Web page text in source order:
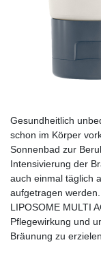
Gesundheitlich
schon im Körper
Sonnenbad zur
Intensivierung der
auch einmal täglich
aufgetragen
LIPOSOME MULTI
Pflegewirkung und
Bräunung zu erzielen.